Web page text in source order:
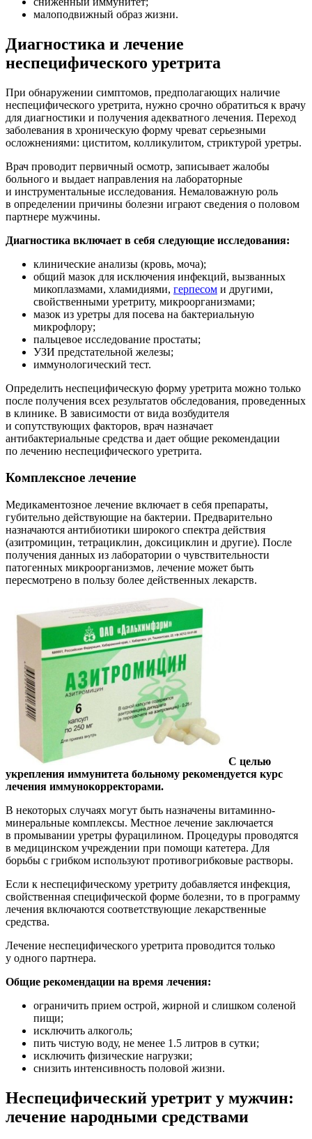
малоподвижный образ жизни.
Диагностика и лечение
неспецифического уретрита
При обнаружении симптомов, предполагающих наличие
неспецифического уретрита, нужно срочно обратиться к врачу
для диагностики и получения адекватного лечения. Переход
заболевания в хроническую форму чреват серьезными
осложнениями: циститом, колликулитом, стриктурой уретры.
Врач проводит первичный осмотр, записывает жалобы
больного и выдает направления на лабораторные
и инструментальные исследования. Немаловажную роль
в определении причины болезни играют сведения о половом
партнере мужчины.
Диагностика включает в себя следующие исследования:
клинические анализы (кровь, моча);
общий мазок для исключения инфекций, вызванных
микоплазмами, хламидиями, герпесом и другими,
свойственными уретриту, микроорганизмами;
мазок из уретры для посева на бактериальную
микрофлору;
пальцевое исследование простаты;
УЗИ предстательной железы;
иммунологический тест.
Определить неспецифическую форму уретрита можно только
после получения всех результатов обследования, проведенных
в клинике. В зависимости от вида возбудителя
и сопутствующих факторов, врач назначает
антибактериальные средства и дает общие рекомендации
по лечению неспецифического уретрита.
Комплексное лечение
Медикаментозное лечение включает в себя препараты,
губительно действующие на бактерии. Предварительно
назначаются антибиотики широкого спектра действия
(азитромицин, тетрациклин, доксициклин и другие). После
получения данных из лаборатории о чувствительности
патогенных микроорганизмов, лечение может быть
пересмотрено в пользу более действенных лекарств.
С целью
укрепления иммунитета больному рекомендуется курс
лечения иммунокорректорами.
В некоторых случаях могут быть назначены витаминно-
минеральные комплексы. Местное лечение заключается
в промывании уретры фурацилином. Процедуры проводятся
в медицинском учреждении при помощи катетера. Для
борьбы с грибком используют противогрибковые растворы.
Если к неспецифическому уретриту добавляется инфекция,
свойственная специфической форме болезни, то в программу
лечения включаются соответствующие лекарственные
средства.
Лечение неспецифического уретрита проводится только
у одного партнера.
Общие рекомендации на время лечения:
ограничить прием острой, жирной и слишком соленой
пищи;
исключить алкоголь;
пить чистую воду, не менее 1.5 литров в сутки;
исключить физические нагрузки;
снизить интенсивность половой жизни.
Неспецифический уретрит у мужчин:
лечение народными средствами